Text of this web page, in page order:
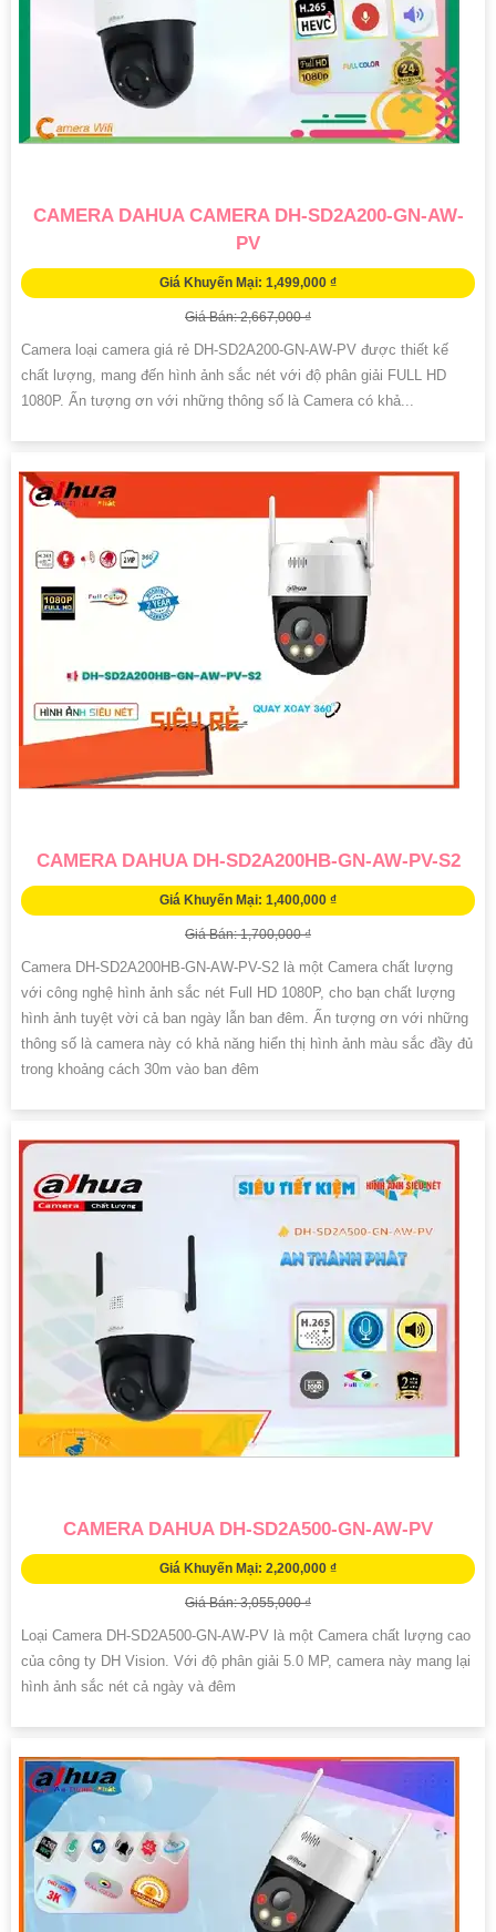
CAMERA DAHUA CAMERA DH-SD2A200-GN-AW-
PV
Giá Khuyến Mại: 1,499,000 ₫
Giá Bán: 2,667,000 ₫
Camera loại camera giá rẻ DH-SD2A200-GN-AW-PV được thiết kế
chất lượng, mang đến hình ảnh sắc nét với độ phân giải FULL HD
1080P. Ấn tượng ơn với những thông số là Camera có khả...
CAMERA DAHUA DH-SD2A200HB-GN-AW-PV-S2
Giá Khuyến Mại: 1,400,000 ₫
Giá Bán: 1,700,000 ₫
Camera DH-SD2A200HB-GN-AW-PV-S2 là một Camera chất lượng
với công nghệ hình ảnh sắc nét Full HD 1080P, cho bạn chất lượng
hình ảnh tuyệt vời cả ban ngày lẫn ban đêm. Ấn tượng ơn với những
thông số là camera này có khả năng hiển thị hình ảnh màu sắc đầy đủ
trong khoảng cách 30m vào ban đêm
CAMERA DAHUA DH-SD2A500-GN-AW-PV
Giá Khuyến Mại: 2,200,000 ₫
Giá Bán: 3,055,000 ₫
Loại Camera DH-SD2A500-GN-AW-PV là một Camera chất lượng cao
của công ty DH Vision. Với độ phân giải 5.0 MP, camera này mang lại
hình ảnh sắc nét cả ngày và đêm